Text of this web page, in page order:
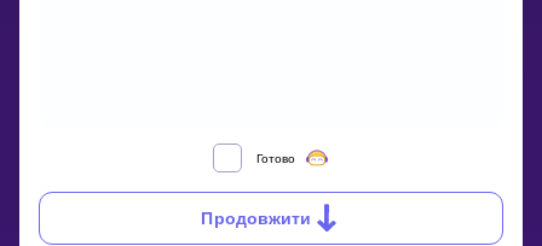
Готово
Продовжити